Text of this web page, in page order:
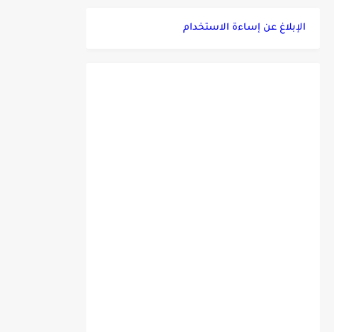
الإبلاغ عن إساءة الاستخدام